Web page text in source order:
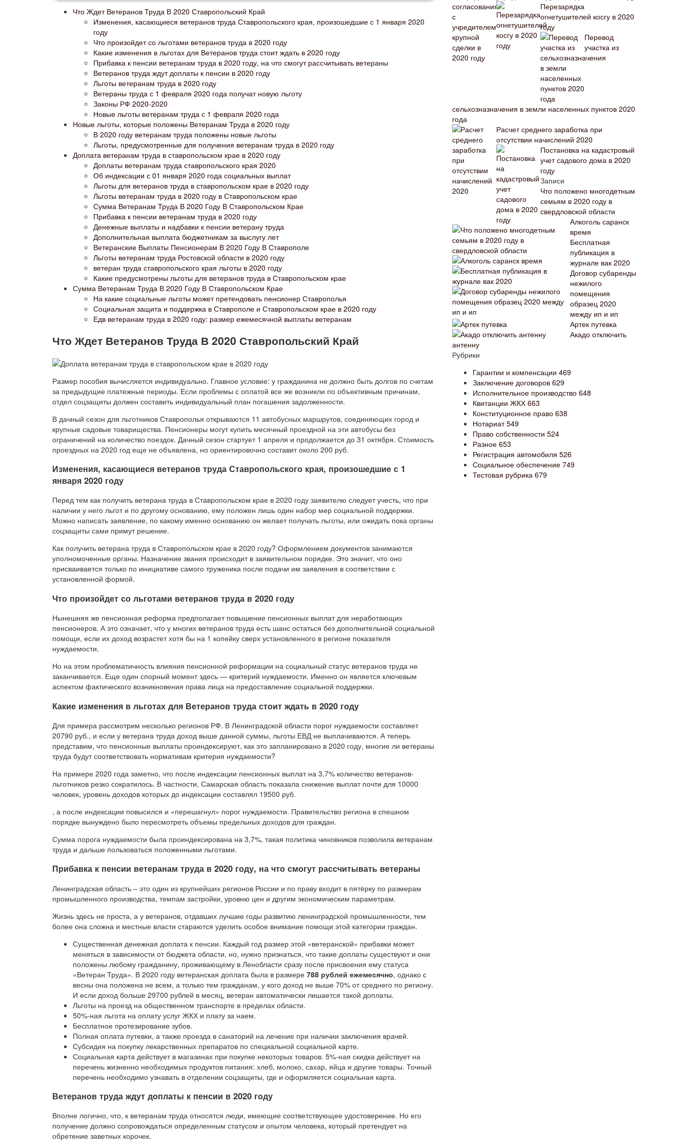
Что Ждет Ветеранов Труда В 2020 Ставропольский Край
Изменения, касающиеся ветеранов труда Ставропольского края, произошедшие с 1 января 2020
году
Что произойдет со льготами ветеранов труда в 2020 году
Какие изменения в льготах для Ветеранов труда стоит ждать в 2020 году
Прибавка к пенсии ветеранам труда в 2020 году, на что смогут рассчитывать ветераны
Ветеранов труда ждут доплаты к пенсии в 2020 году
Льготы ветеранам труда в 2020 году
Ветераны труда с 1 февраля 2020 года получат новую льготу
Законы РФ 2020-2020
Новые льготы ветеранам труда с 1 февраля 2020 года
Новые льготы, которые положены Ветеранам Труда в 2020 году
В 2020 году ветеранам труда положены новые льготы
Льготы, предусмотренные для получения ветеранам труда в 2020 году
Доплата ветеранам труда в ставропольском крае в 2020 году
Доплаты ветеранам труда ставропольского края 2020
Об индексации с 01 января 2020 года социальных выплат
Льготы для ветеранов труда в ставропольском крае в 2020 году
Льготы ветеранам труда в 2020 году в Ставропольском крае
Сумма Ветеранам Труда В 2020 Году В Ставропольском Крае
Прибавка к пенсии ветеранам труда в 2020 году
Денежные выплаты и надбавки к пенсии ветерану труда
Дополнительная выплата бюджетникам за выслугу лет
Ветеранские Выплаты Пенсионерам В 2020 Году В Ставрополе
Льготы ветеранам труда Ростовской области в 2020 году
ветеран труда ставропольского края льготы в 2020 году
Какие предусмотрены льготы для ветеранов труда в Ставропольском крае
Сумма Ветеранам Труда В 2020 Году В Ставропольском Крае
На какие социальные льготы может претендовать пенсионер Ставрополья
Социальная защита и поддержка в Ставрополе и Ставропольском крае в 2020 году
Едв ветеранам труда в 2020 году: размер ежемесячной выплаты ветеранам
Что Ждет Ветеранов Труда В 2020 Ставропольский Край
Размер пособия вычисляется индивидуально. Главное условие: у гражданина не должно быть долгов по счетам
за предыдущие платежные периоды. Если проблемы с оплатой все же возникли по объективным причинам,
отдел соцзащиты должен составить индивидуальный план погашения задолженности.
В дачный сезон для льготников Ставрополья открываются 11 автобусных маршрутов, соединяющих город и
крупные садовые товарищества. Пенсионеры могут купить месячный проездной на эти автобусы без
ограничений на количество поездок. Дачный сезон стартует 1 апреля и продолжается до 31 октября. Стоимость
проездных на 2020 год еще не объявлена, но ориентировочно составит около 200 руб.
Изменения, касающиеся ветеранов труда Ставропольского края, произошедшие с 1
января 2020 году
Перед тем как получить ветерана труда в Ставропольском крае в 2020 году заявителю следует учесть, что при
наличии у него льгот и по другому основанию, ему положен лишь один набор мер социальной поддержки.
Можно написать заявление, по какому именно основанию он желает получать льготы, или ожидать пока органы
соцзащиты сами примут решение.
Как получить ветерана труда в Ставропольском крае в 2020 году? Оформлением документов занимаются
уполномоченные органы. Назначение звания происходит в заявительном порядке. Это значит, что оно
присваивается только по инициативе самого труженика после подачи им заявления в соответствии с
установленной формой.
Что произойдет со льготами ветеранов труда в 2020 году
Нынешняя же пенсионная реформа предполагает повышение пенсионных выплат для неработающих
пенсионеров. А это означает, что у многих ветеранов труда есть шанс остаться без дополнительной социальной
помощи, если их доход возрастет хотя бы на 1 копейку сверх установленного в регионе показателя
нуждаемости.
Но на этом проблематичность влияния пенсионной реформации на социальный статус ветеранов труда не
заканчивается. Еще один спорный момент здесь — критерий нуждаемости. Именно он является ключевым
аспектом фактического возникновения права лица на предоставление социальной поддержки.
Какие изменения в льготах для Ветеранов труда стоит ждать в 2020 году
Для примера рассмотрим несколько регионов РФ. В Ленинградской области порог нуждаемости составляет
20790 руб., и если у ветерана труда доход выше данной суммы, льготы ЕВД не выплачиваются. А теперь
представим, что пенсионные выплаты проиндексируют, как это запланировано в 2020 году, многие ли ветераны
труда будут соответствовать нормативам критерия нуждаемости?
На примере 2020 года заметно, что после индексации пенсионных выплат на 3,7% количество ветеранов-
льготников резко сократилось. В частности, Самарская область показала снижение выплат почти для 10000
человек, уровень доходов которых до индексации составлял 19500 руб.
, а после индексации повысился и «перешагнул» порог нуждаемости. Правительство региона в спешном
порядке вынуждено было пересмотреть объемы предельных доходов для граждан.
Сумма порога нуждаемости была проиндексирована на 3,7%, такая политика чиновников позволила ветеранам
труда и дальше пользоваться положенными льготами.
Прибавка к пенсии ветеранам труда в 2020 году, на что смогут рассчитывать ветераны
Ленинградская область – это один из крупнейших регионов России и по праву входит в пятёрку по размерам
промышленного производства, темпам застройки, уровню цен и другим экономическим параметрам.
Жизнь здесь не проста, а у ветеранов, отдавших лучшие годы развитию ленинградской промышленности, тем
более она сложна и местные власти стараются уделить особое внимание помощи этой категории граждан.
Существенная денежная доплата к пенсии. Каждый год размер этой «ветеранской» прибавки может
меняться в зависимости от бюджета области, но, нужно признаться, что такие доплаты существуют и они
положены любому гражданину, проживающему в Ленобласти сразу после присвоения ему статуса
«Ветеран Труда». В 2020 году ветеранская доплата была в размере 788 рублей ежемесячно, однако с
весны она положена не всем, а только тем гражданам, у кого доход не выше 70% от среднего по региону.
И если доход больше 29700 рублей в месяц, ветеран автоматически лишается такой доплаты.
Льготы на проезд на общественном транспорте в пределах области.
50%-ная льгота на оплату услуг ЖКХ и плату за наем.
Бесплатное протезирование зубов.
Полная оплата путевки, а также проезда в санаторий на лечение при наличии заключения врачей.
Субсидия на покупку лекарственных препаратов по специальной социальной карте.
Социальная карта действует в магазинах при покупке некоторых товаров. 5%-ная скидка действует на
перечень жизненно необходимых продуктов питания: хлеб, молоко, сахар, яйца и другие товары. Точный
перечень необходимо узнавать в отделении соцзащиты, где и оформляется социальная карта.
Ветеранов труда ждут доплаты к пенсии в 2020 году
Вполне логично, что, к ветеранам труда относятся люди, имеющие соответствующее удостоверение. Но его
получение должно сопровождаться определенным статусом и опытом человека, который претендует на
обретение заветных корочек.
Перезарядка
огнетушителей косгу в 2020
году
Перевод
участка из
сельхозназначения в земли населенных пунктов 2020
года
Расчет среднего заработка при
отсутствии начислений 2020
Постановка на кадастровый
учет садового дома в 2020
году
Записи
Что положено многодетным
семьям в 2020 году в
свердловской области
Алкоголь саранск
время
Бесплатная
публикация в
журнале вак 2020
Договор субаренды
нежилого
помещения
образец 2020
между ип и ип
Артек путевка
Акадо отключить
антенну
Рубрики
Гарантии и компенсации 469
Заключение договоров 629
Исполнительное производство 648
Квитанции ЖКХ 663
Конституционное право 638
Нотариат549
Право собственности 524
Разное 653
Регистрация автомобиля 526
Социальное обеспечение 749
Тестовая рубрика 679